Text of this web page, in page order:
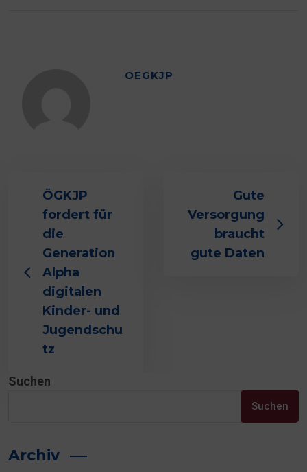
OEGKJP
ÖGKJP
fordert für
die
Generation
Alpha
digitalen
Kinder- und
Jugendschu
tz
Gute
Versorgung
braucht
gute Daten
Suchen
Suchen
Archiv